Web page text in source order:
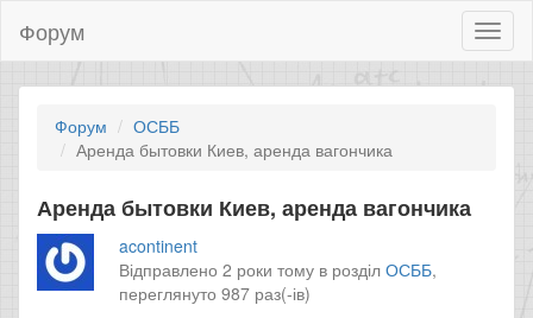
Форум
Форум
ОСББ
Аренда бытовки Киев, аренда вагончика
Аренда бытовки Киев, аренда вагончика
acontinent
Відправлено 2 роки тому в розділОСББ,
переглянуто 987 раз(-ів)